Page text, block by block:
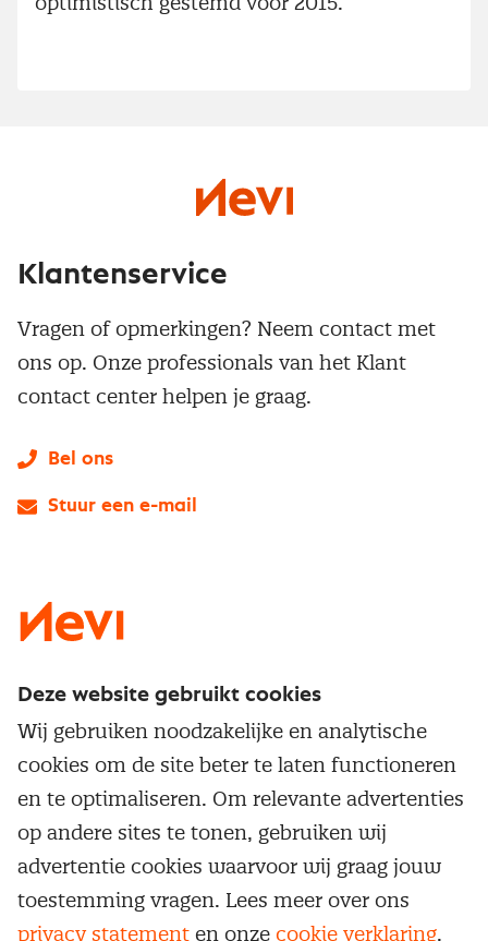
Service & contact
Over inkoop
Netwerk en communities
Aanmelden nieuwsbrief
Word lid van Nevi
Populaire thema's
Aanbesteden
Contractmanagement
Kostenmanagement
Onderhandelen
Opleidingen en trainingen
Trainingen
Opleidingen
Klantenservice
Vragen of opmerkingen? Neem contact met
ons op. Onze professionals van het Klant
contact center helpen je graag.
Bel ons
Stuur een e-mail
Cookievoorkeuren beherenOnzealgemene
Deze website gebruikt cookies
Wij gebruiken noodzakelijke en analytische
cookies om de site beter te laten functioneren
en te optimaliseren. Om relevante advertenties
op andere sites te tonen, gebruiken wij
advertentie cookies waarvoor wij graag jouw
toestemming vragen. Lees meer over ons
privacy statement en onze cookie verklaring.